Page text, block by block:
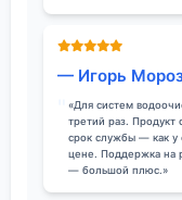
— Игорь
«Для систем
третий раз. Продукт
срок службы — как у
цене. Поддержка на
— большой плюс.»